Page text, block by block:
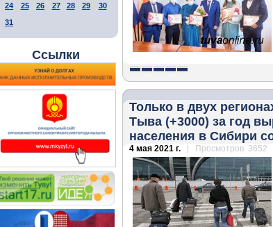
24
25 26 27 28 29
30
31
Ссылки
Только в двух
Тыва (+3000) за год
населения в Сибири
4 мая 2021 г. | Просмотров: 3652